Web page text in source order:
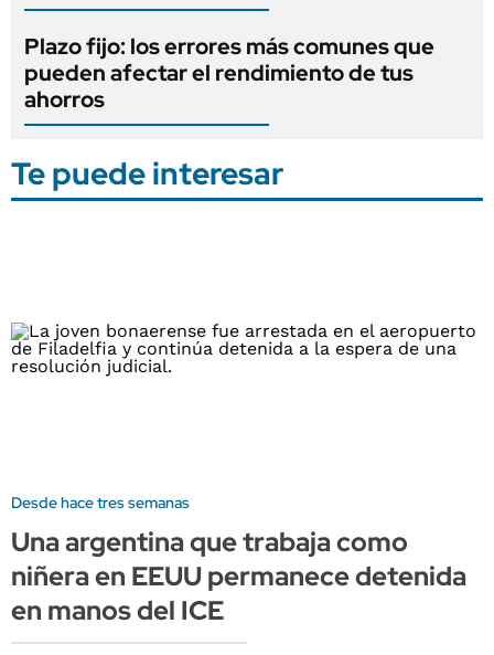
Plazo fijo: los errores más comunes que
pueden afectar el rendimiento de tus
ahorros
Te puede interesar
Desde hace tres semanas
Una argentina que trabaja como
niñera en EEUU permanece detenida
en manos del ICE